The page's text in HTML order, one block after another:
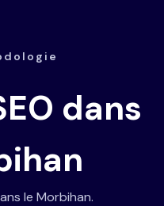
dans
le Morbihan.